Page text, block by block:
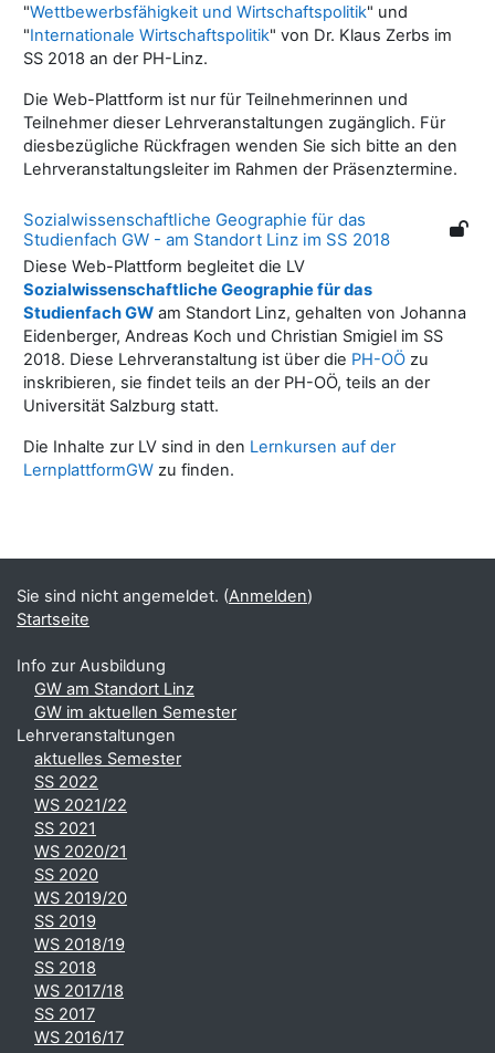
"Wettbewerbsfähigkeit und Wirtschaftspolitik" und
"Internationale Wirtschaftspolitik" von Dr. Klaus Zerbs im
SS 2018 an der PH-Linz.
Die Web-Plattform ist nur für Teilnehmerinnen und
Teilnehmer dieser Lehrveranstaltungen zugänglich. Für
diesbezügliche Rückfragen wenden Sie sich bitte an den
Lehrveranstaltungsleiter im Rahmen der Präsenztermine.
Sozialwissenschaftliche Geographie für das
Studienfach GW - am Standort Linz im SS 2018
Diese Web-Plattform begleitet die LV
Sozialwissenschaftliche Geographie für das
Studienfach GW am Standort Linz, gehalten von Johanna
Eidenberger, Andreas Koch und Christian Smigiel im SS
2018. Diese Lehrveranstaltung ist über die PH-OÖ zu
inskribieren, sie findet teils an der PH-OÖ, teils an der
Universität Salzburg statt.
Die Inhalte zur LV sind in den Lernkursen auf der
LernplattformGW zu finden.
Ergänzungsblöcke
Sie sind nicht angemeldet. (Anmelden)
Startseite
Info zur Ausbildung
GW am Standort Linz
GW im aktuellen Semester
Lehrveranstaltungen
aktuelles Semester
SS 2022
WS 2021/22
SS 2021
WS 2020/21
SS 2020
WS 2019/20
SS 2019
WS 2018/19
SS 2018
WS 2017/18
SS 2017
WS 2016/17